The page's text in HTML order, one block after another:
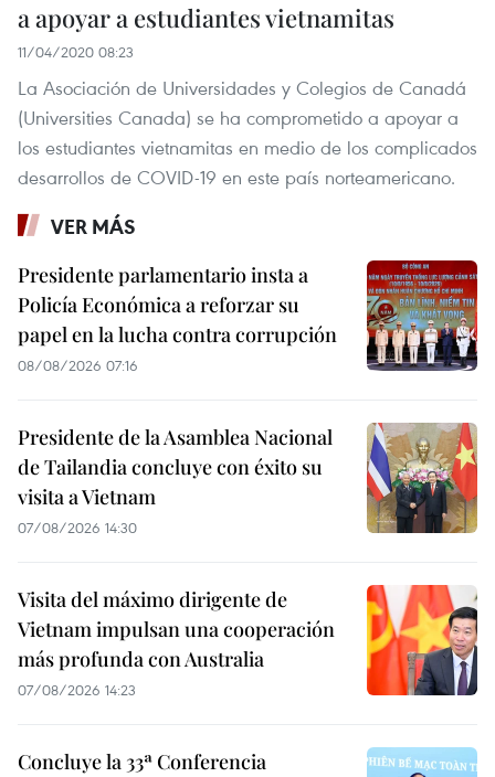
a apoyar a estudiantes vietnamitas
11/04/2020 08:23
La Asociación de Universidades y Colegios de Canadá
(Universities Canada) se ha comprometido a apoyar a
los estudiantes vietnamitas en medio de los complicados
desarrollos de COVID-19 en este país norteamericano.
VER MÁS
Presidente parlamentario insta a
Policía Económica a reforzar su
papel en la lucha contra corrupción
08/08/2026 07:16
Presidente de la Asamblea Nacional
de Tailandia concluye con éxito su
visita a Vietnam
07/08/2026 14:30
Visita del máximo dirigente de
Vietnam impulsan una cooperación
más profunda con Australia
07/08/2026 14:23
Concluye la 33ª Conferencia